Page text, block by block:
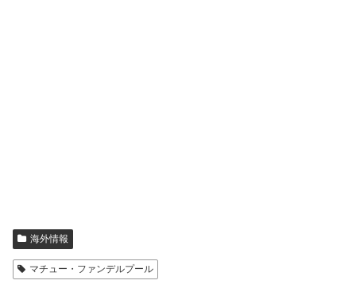
海外情報
マチュー・ファンデルプール